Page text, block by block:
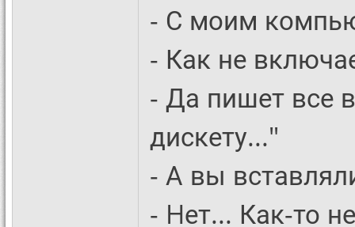
- С моим
- Как не
- Да пишет все
дискету..."
- А вы
- Hет... Как-то